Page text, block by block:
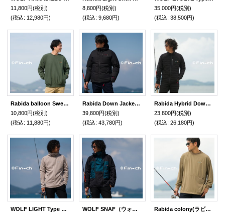
11,800円(税別)
(税込: 12,980円)
8,800円(税別)
(税込: 9,680円)
35,000円(税別)
(税込: 38,500円)
Rabida balloon Sweat（ラビダバルーンスウェット） 花萌葱色（はなもえぎ）
10,800円(税別)
(税込: 11,880円)
Rabida Down Jacket khaki （ラビダダウンジャケット)漆黒色（しっこく）
39,800円(税別)
(税込: 43,780円)
Rabida Hybrid Down Jacket（ラビダハイブリッドダウンジャケット）漆黒色（しっこく）
23,800円(税別)
(税込: 26,180円)
WOLF LIGHT Type Raz(ウォルフライトタイプラズ)白銅色（はくどういろ）
WOLF SNAF（ウォルフスナフ）玉虫色
Rabida colony(ラビダ コロニィ) 白橡色（しろつるばみ）